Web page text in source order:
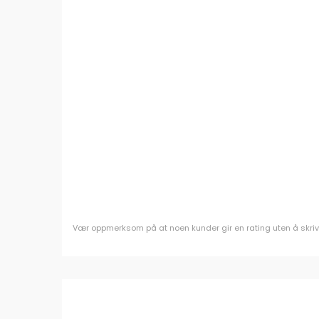
Vær oppmerksom på at noen kunder gir en rating uten å